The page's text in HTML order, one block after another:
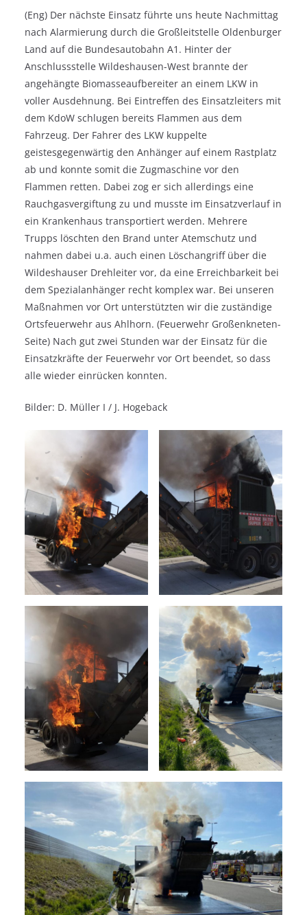
(Eng) Der nächste Einsatz führte uns heute Nachmittag
nach Alarmierung durch die Großleitstelle Oldenburger
Land auf die Bundesautobahn A1. Hinter der
Anschlussstelle Wildeshausen-West brannte der
angehängte Biomasseaufbereiter an einem LKW in
voller Ausdehnung. Bei Eintreffen des Einsatzleiters mit
dem KdoW schlugen bereits Flammen aus dem
Fahrzeug. Der Fahrer des LKW kuppelte
geistesgegenwärtig den Anhänger auf einem Rastplatz
ab und konnte somit die Zugmaschine vor den
Flammen retten. Dabei zog er sich allerdings eine
Rauchgasvergiftung zu und musste im Einsatzverlauf in
ein Krankenhaus transportiert werden. Mehrere
Trupps löschten den Brand unter Atemschutz und
nahmen dabei u.a. auch einen Löschangriff über die
Wildeshauser Drehleiter vor, da eine Erreichbarkeit bei
dem Spezialanhänger recht komplex war. Bei unseren
Maßnahmen vor Ort unterstützten wir die zuständige
Ortsfeuerwehr aus Ahlhorn. (Feuerwehr Großenkneten-
Seite) Nach gut zwei Stunden war der Einsatz für die
Einsatzkräfte der Feuerwehr vor Ort beendet, so dass
alle wieder einrücken konnten.
Bilder: D. Müller I / J. Hogeback